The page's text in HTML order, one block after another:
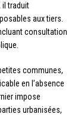
il traduit
aux tiers.
consultation
communes,
en l’absence
impose
urbanisées,